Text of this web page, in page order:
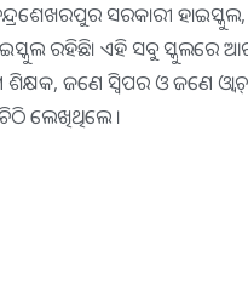
ସରକାରୀ
ରହିଛି। ଏହି ସବୁ ସ୍କୁଲରେ
ଜଣେ ସ୍ୱିପର ଓ ଜଣେ
ଚିଠି ଲେଖିଥିଲେ ।